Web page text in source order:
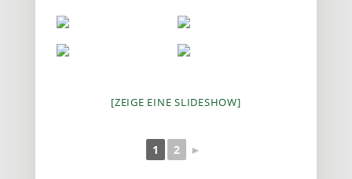
[ZEIGE EINE SLIDESHOW]
1 2 ►